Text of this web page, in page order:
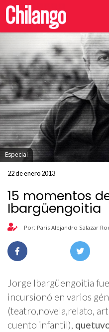
Especial
22 de enero 2013
15 momentos
Ibargüengoitia
Por: Paris Alejandro Salazar
Jorge Ibargüengoitia
incursionó en varios
(teatro,novela,relato,
cuento infantil), que